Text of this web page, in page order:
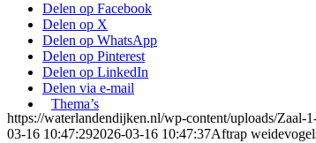
Thema’s
Delen op Facebook
Delen op X
Delen op WhatsApp
Delen op Pinterest
Delen op LinkedIn
Delen via e-mail
https://waterlandendijken.nl/wp-content/uploads/Zaal-
03-16 10:47:292026-03-16 10:47:37Aftrap